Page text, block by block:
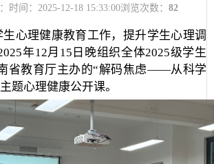
时间：2025-12-18 15:33:00浏览次数： 82
心理健康教育工作，提升学生心理调
年12月 15 日晚组织全体2025级学生
省教育厅主办的“解码焦虑——从科学
题心理健康公开课。